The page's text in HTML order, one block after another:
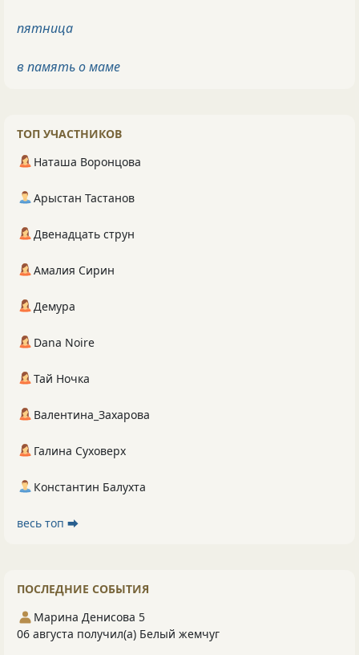
пятница
в память о маме
ТОП УЧАСТНИКОВ
Наташа Воронцова
Арыстан Тастанов
Двенадцать струн
Амалия Сирин
Демура
Dana Noire
Тай Ночка
Валентина_Захарова
Галина Суховерх
Константин Балухта
весь топ ⮕
ПОСЛЕДНИЕ СОБЫТИЯ
Марина Денисова 5
06 августа получил(а) Белый жемчуг